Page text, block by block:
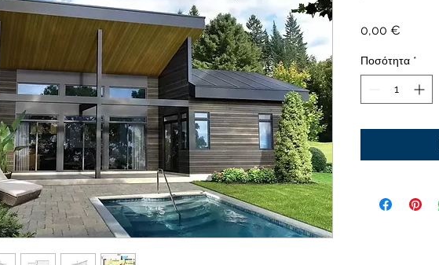
0,00 €
Ποσότητα *